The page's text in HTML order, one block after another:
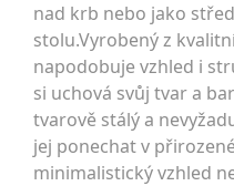
nad krb nebo jako
stolu.Vyrobený z
napodobuje vzhled i
si uchová svůj tvar a
tvarově stálý a
jej ponechat v
minimalistický vzhled